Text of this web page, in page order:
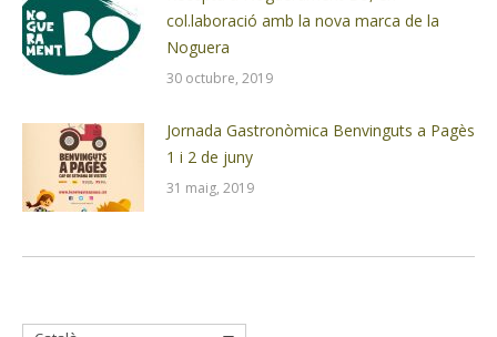
col.laboració amb la nova marca de la
Noguera
30 octubre, 2019
Jornada Gastronòmica Benvinguts a Pagès
1 i 2 de juny
31 maig, 2019